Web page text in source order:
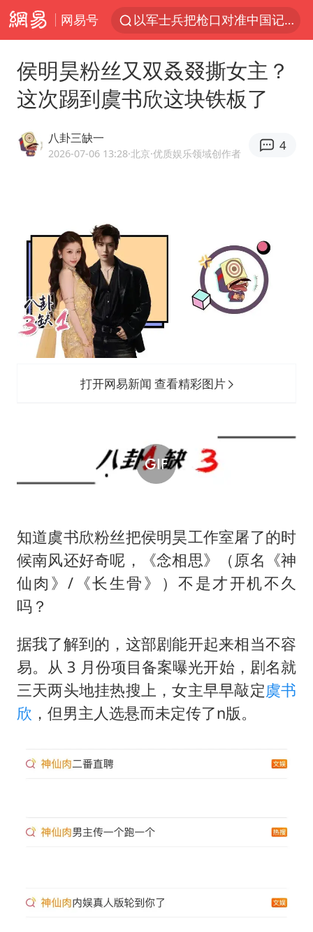
网易号
以军士兵把枪口对准中国记者
方桃子代言广告视频已下架
央视新主播李秋莹孙亚鹏亮相
娜扎称眼睛恢复情况不太妙
选专业别因“热门”窄化“热爱”
乐享全民健身 共筑健康中国
侯明昊粉丝又双叒叕撕女主？
这次踢到虞书欣这块铁板了
八卦三缺一
2026-07-06 13:28·北京·优质娱乐领域创作者
4
打开网易新闻 查看精彩图片
知道虞书欣粉丝把侯明昊工作室屠了的时
候南风还好奇呢，《念相思》（原名《神
仙肉》/《长生骨》）不是才开机不久
吗？
据我了解到的，这部剧能开起来相当不容
易。从 3 月份项目备案曝光开始，剧名就
三天两头地挂热搜上，女主早早敲定虞书
欣 ，但男主人选悬而未定传了n版。